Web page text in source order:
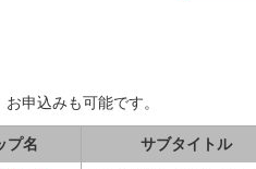
申込みも可能です。
プ名 サブタイトル